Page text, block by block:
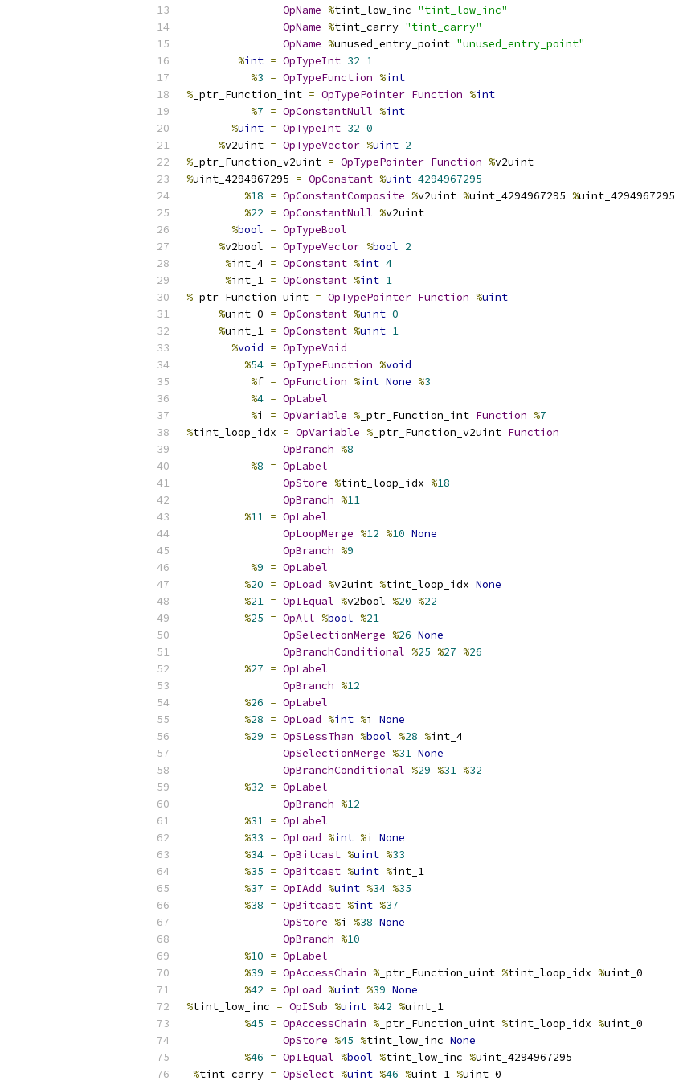
OpName %tint_low_inc "tint_low_inc"
OpName %tint_carry "tint_carry"
OpName %unused_entry_point "unused_entry_point"
%int = OpTypeInt 32 1
%3 = OpTypeFunction %int
% _ptr_Function_int = OpTypePointer Function %int
%7 = OpConstantNull %int
%uint = OpTypeInt 32 0
%v2uint = OpTypeVector %uint 2
% _ptr_Function_v2uint = OpTypePointer Function %v2uint
%uint_4294967295 = OpConstant %uint 4294967295
%18 = OpConstantComposite %v2uint %uint_4294967295 %uint_4294967295
%22 = OpConstantNull %v2uint
%bool = OpTypeBool
%v2bool = OpTypeVector %bool 2
%int_4 = OpConstant %int 4
%int_1 = OpConstant %int 1
% _ptr_Function_uint = OpTypePointer Function %uint
%uint_0 = OpConstant %uint 0
%uint_1 = OpConstant %uint 1
%void = OpTypeVoid
%54 = OpTypeFunction %void
%f = OpFunction %int None %3
%4 = OpLabel
%i = OpVariable % _ptr_Function_int Function %7
%tint_loop_idx = OpVariable % _ptr_Function_v2uint Function
OpBranch %8
%8 = OpLabel
OpStore %tint_loop_idx %18
OpBranch %11
%11 = OpLabel
OpLoopMerge %12 %10 None
OpBranch %9
%9 = OpLabel
%20 = OpLoad %v2uint %tint_loop_idx None
%21 = OpIEqual %v2bool %20 %22
%25 = OpAll %bool %21
OpSelectionMerge %26 None
OpBranchConditional %25 %27 %26
%27 = OpLabel
OpBranch %12
%26 = OpLabel
%28 = OpLoad %int %i None
%29 = OpSLessThan %bool %28 %int_4
OpSelectionMerge %31 None
OpBranchConditional %29 %31 %32
%32 = OpLabel
OpBranch %12
%31 = OpLabel
%33 = OpLoad %int %i None
%34 = OpBitcast %uint %33
%35 = OpBitcast %uint %int_1
%37 = OpIAdd %uint %34 %35
%38 = OpBitcast %int %37
OpStore %i %38 None
OpBranch %10
%10 = OpLabel
%39 = OpAccessChain % _ptr_Function_uint %tint_loop_idx %uint_0
%42 = OpLoad %uint %39 None
%tint_low_inc = OpISub %uint %42 %uint_1
%45 = OpAccessChain % _ptr_Function_uint %tint_loop_idx %uint_0
OpStore %45 %tint_low_inc None
%46 = OpIEqual %bool %tint_low_inc %uint_4294967295
%tint_carry = OpSelect %uint %46 %uint_1 %uint_0